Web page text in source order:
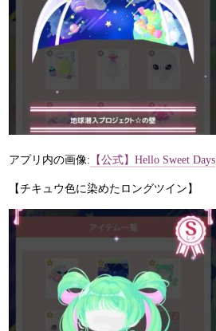
アプリ内の画像: 【公式】Hello Sweet Days
【チキュウ色に染めたロングツイン】